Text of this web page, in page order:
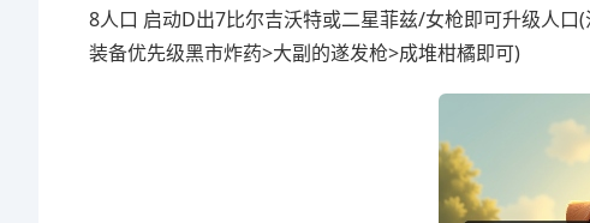
8人口 启动D出7比尔吉沃特或二星菲兹/女枪即可升级人
装备优先级黑市炸药>大副的遂发枪>成堆柑橘即可)